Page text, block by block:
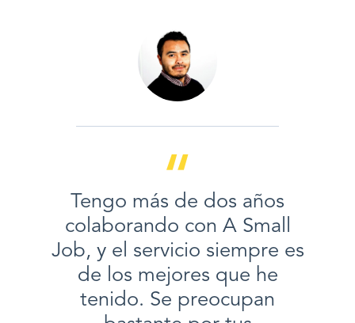
Tengo más de dos años
colaborando con A Small
Job, y el servicio siempre es
de los mejores que he
tenido. Se preocupan